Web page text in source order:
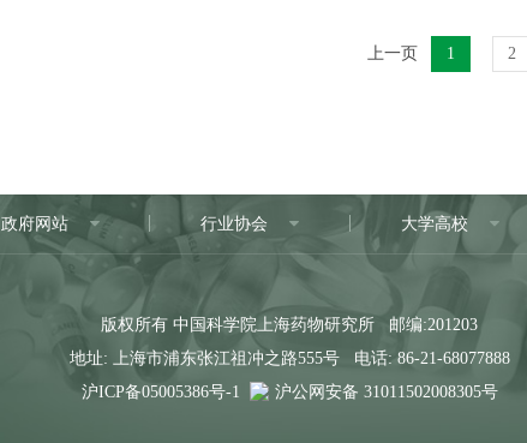
上一页 1 2
政府网站 行业协会 大学高校
版权所有 中国科学院上海药物研究所 邮编:201203
地址: 上海市浦东张江祖冲之路555号 电话: 86-21-68077888
沪ICP备05005386号-1
沪公网安备 31011502008305号